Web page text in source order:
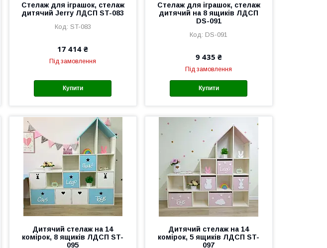
Стелаж для іграшок, стелаж
дитячий Jerry ЛДСП ST-083
ST-083
17 414 ₴
Під замовлення
Купити
Стелаж для іграшок, стелаж
дитячий на 8 ящиків ЛДСП
DS-091
DS-091
9 435 ₴
Під замовлення
Купити
Дитячий стелаж на 14
комірок, 8 ящиків ЛДСП ST-
095
Дитячий стелаж на 14
комірок, 5 ящиків ЛДСП ST-
097